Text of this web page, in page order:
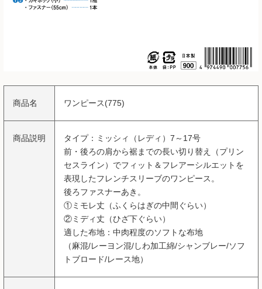
商品名 ワンピース(775)
商品説明
タイプ：ミッシィ（レディ）7～17号
前・後ろの肩から裾までの長い切り替え（プリン
セスライン）でフィット＆フレアーシルエットを
表現したフレンチスリーブのワンピース。
後ろファスナーあき。
①ミモレ丈（ふくらはぎの中間ぐらい）
②ミディ丈（ひざ下ぐらい）
適した布地：中肉程度のソフトな布地
（麻混/レーヨン混/しわ加工綿/シャンブレー/ソフ
トブロード/レース地）